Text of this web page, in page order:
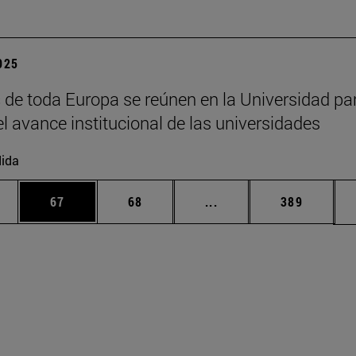
de toda Europa se reúnen en la Universidad
avance institucional de las universidades
Use TAB para desplazarse.
Página
67 Página
68 ... Páginas intermedias
Página
389